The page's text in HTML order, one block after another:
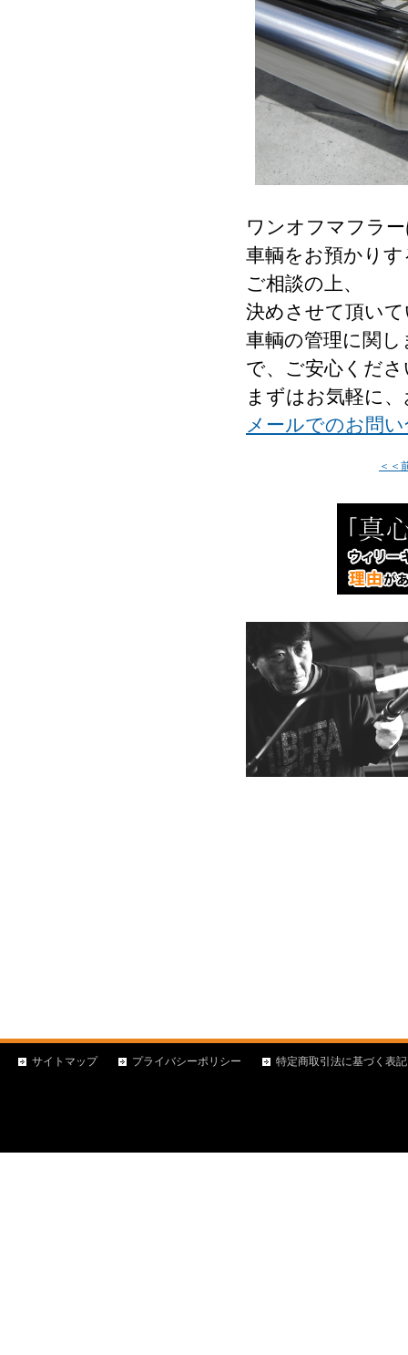
ワンオフマフラ
車輌をお預かり
ご相談の上、
決めさせて頂い
車輌の管理に関
で、ご安心くださ
まずはお気軽に
メールでのお問
＜＜
サイトマップ プライバシーポリシー 特定商取引法に基づく表記